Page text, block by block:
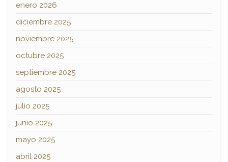
enero 2026
diciembre 2025
noviembre 2025
octubre 2025
septiembre 2025
agosto 2025
julio 2025
junio 2025
mayo 2025
abril 2025